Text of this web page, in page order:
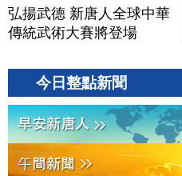
弘揚武德 新唐人全球中華
傳統武術大賽將登場
今日整點新聞